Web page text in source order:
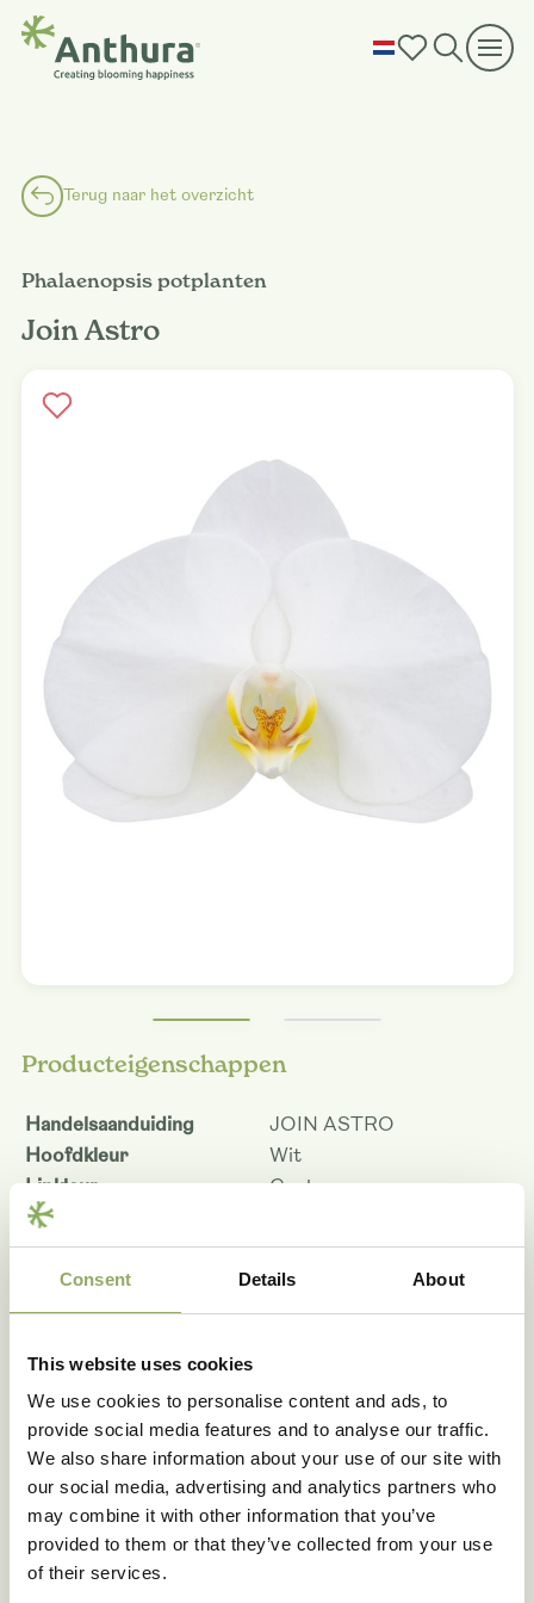
Consent Details About
This website uses cookies
We use cookies to personalise content and ads, to
provide social media features and to analyse our traffic.
We also share information about your use of our site with
our social media, advertising and analytics partners who
may combine it with other information that you’ve
provided to them or that they’ve collected from your use
of their services.
Terug naar het overzicht
Phalaenopsis potplanten
Join Astro
Producteigenschappen
Handelsaanduiding
JOIN ASTRO
Hoofdkleur
Wit
Lipkleur
Geel
Patroon
Kleurcode
WHIYX
Potmaat - cm
12
Bloemmaat 12 cm
11.5
cm
Houdbaarheid - dagen
77
Rasnaam
Join Astro TH820-7
Artikelcode
104794
Download als PDF